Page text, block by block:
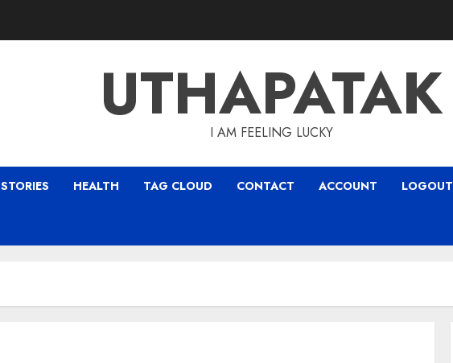
UTHAPATAK
I AM FEELING LUCKY
STORIES HEALTH TAG CLOUD CONTACT ACCOUNT LOGOUT